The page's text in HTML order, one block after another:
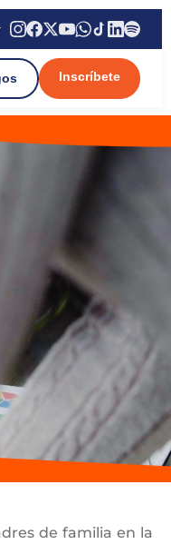
Inscríbete
de familia en la